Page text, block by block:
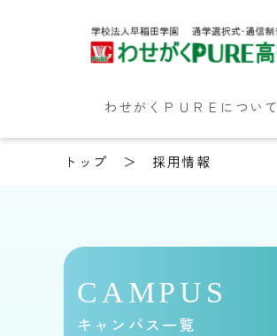
わせがくＰＵＲＥについて
トップ 採用情報
CAMPUS
キャンパス一覧